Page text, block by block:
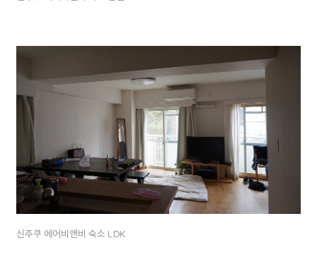
신주쿠 에어비앤비 숙소 LDK